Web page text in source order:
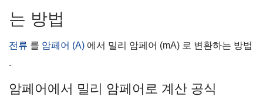
는 방법
전류 를 암페어 (A) 에서 밀리 암페어 (mA) 로 변환하는 방법
.
암페어에서 밀리 암페어로 계산 공식